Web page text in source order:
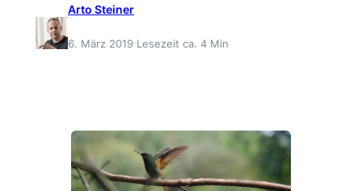
Arto Steiner
6. März 2019·Lesezeit ca. 4 Min